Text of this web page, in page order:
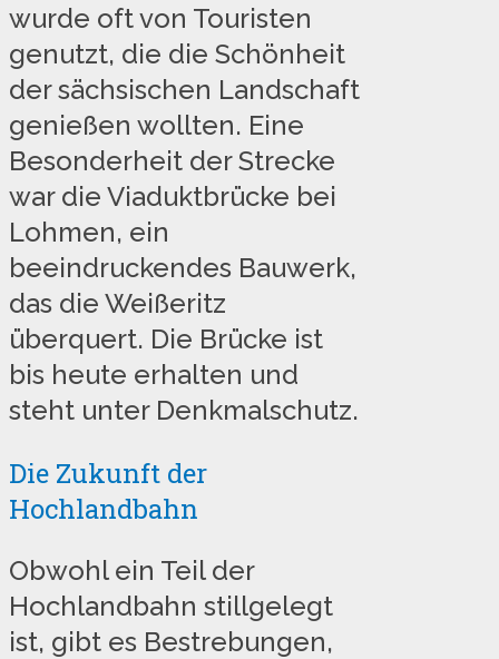
wurde oft von Touristen
genutzt, die die Schönheit
der sächsischen Landschaft
genießen wollten. Eine
Besonderheit der Strecke
war die Viaduktbrücke bei
Lohmen, ein
beeindruckendes Bauwerk,
das die Weißeritz
überquert. Die Brücke ist
bis heute erhalten und
steht unter Denkmalschutz.
Die Zukunft der
Hochlandbahn
Obwohl ein Teil der
Hochlandbahn stillgelegt
ist, gibt es Bestrebungen,